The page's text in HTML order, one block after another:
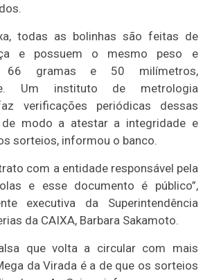
todas as bolinhas são feitas de
e possuem o mesmo peso e
66 gramas e 50 milímetros,
Um instituto de metrologia
verificações periódicas dessas
de modo a atestar a integridade e
sorteios, informou o banco.
com a entidade responsável pela
e esse documento é público”,
executiva da Superintendência
da CAIXA, Barbara Sakamoto.
que volta a circular com mais
da Virada é a de que os sorteios